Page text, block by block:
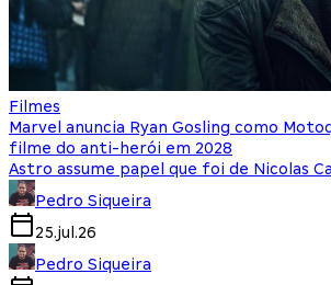
Filmes
Marvel anuncia Ryan Gosling como
filme do anti-herói em 2028
Astro assume papel que foi de Nicolas
Pedro Siqueira
25.jul.26
Pedro Siqueira